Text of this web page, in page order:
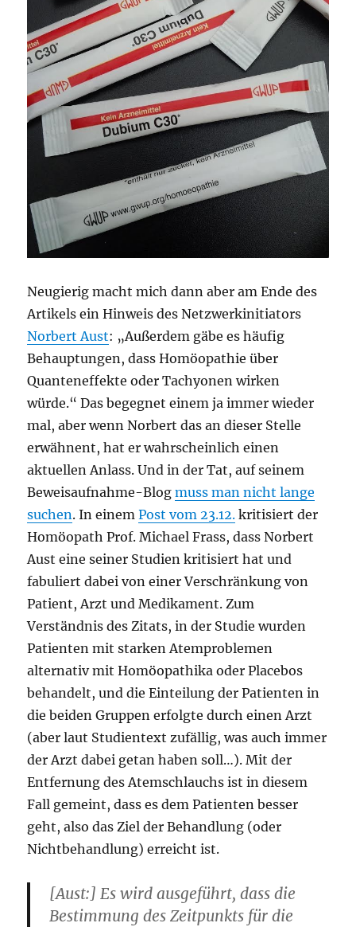
Neugierig macht mich dann aber am Ende des
Artikels ein Hinweis des Netzwerkinitiators
Norbert Aust: „Außerdem gäbe es häufig
Behauptungen, dass Homöopathie über
Quanteneffekte oder Tachyonen wirken
würde.“ Das begegnet einem ja immer wieder
mal, aber wenn Norbert das an dieser Stelle
erwähnent, hat er wahrscheinlich einen
aktuellen Anlass. Und in der Tat, auf seinem
Beweisaufnahme-Blogmuss man nicht lange
suchen. In einemPost vom 23.12. kritisiert der
Homöopath Prof. Michael Frass, dass Norbert
Aust eine seiner Studien kritisiert hat und
fabuliert dabei von einer Verschränkung von
Patient, Arzt und Medikament. Zum
Verständnis des Zitats, in der Studie wurden
Patienten mit starken Atemproblemen
alternativ mit Homöopathika oder Placebos
behandelt, und die Einteilung der Patienten in
die beiden Gruppen erfolgte durch einen Arzt
(aber laut Studientext zufällig, was auch immer
der Arzt dabei getan haben soll…). Mit der
Entfernung des Atemschlauchs ist in diesem
Fall gemeint, dass es dem Patienten besser
geht, also das Ziel der Behandlung (oder
Nichtbehandlung) erreicht ist.
[Aust:] Es wird ausgeführt, dass die
Bestimmung des Zeitpunkts für die